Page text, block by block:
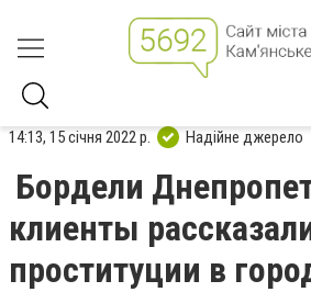
14:13, 15 січня 2022 р. Надійне джерело
Бордели
клиенты
проституции в